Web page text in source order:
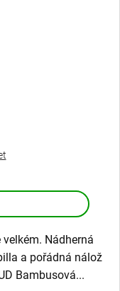
Nádherná
a pořádná nálož
Bambusová...